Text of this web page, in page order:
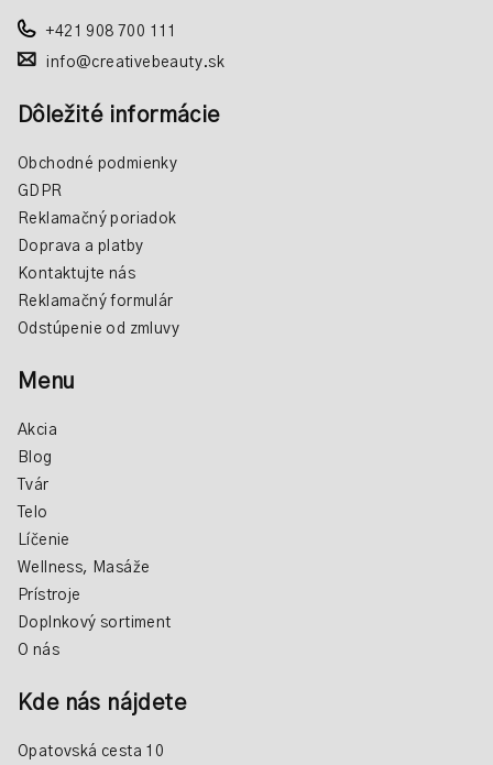
+421 908 700 111
info@creativebeauty.sk
Dôležité informácie
Obchodné podmienky
GDPR
Reklamačný poriadok
Doprava a platby
Kontaktujte nás
Reklamačný formulár
Odstúpenie od zmluvy
Menu
Akcia
Blog
Tvár
Telo
Líčenie
Wellness, Masáže
Prístroje
Doplnkový sortiment
O nás
Kde nás nájdete
Opatovská cesta 10